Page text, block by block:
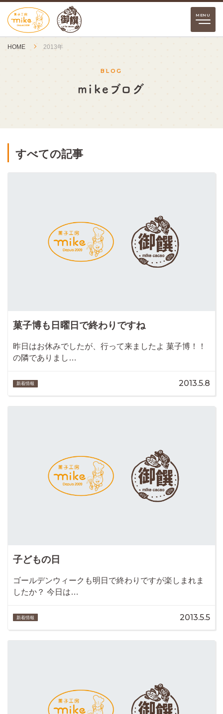
HOME 2013年
BLOG
mikeブログ
すべての記事
菓子博も日曜日で終わりですね
昨日はお休みでしたが、行って来ましたよ 菓子博！！
の隣でありまし…
新着情報 2013.5.8
子どもの日
ゴールデンウィークも明日で終わりですが楽しまれま
したか？ 今日は…
新着情報 2013.5.5